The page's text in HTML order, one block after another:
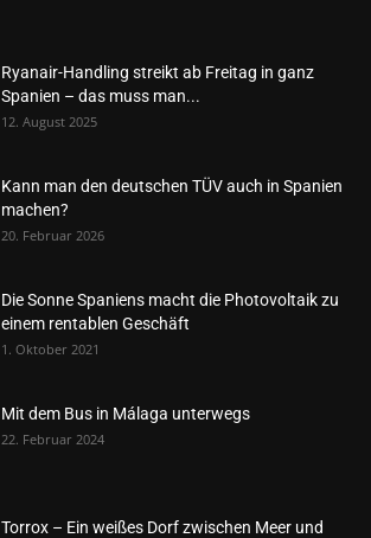
Ryanair-Handling streikt ab Freitag in ganz
Spanien – das muss man...
12. August 2025
Kann man den deutschen TÜV auch in Spanien
machen?
20. Februar 2026
Die Sonne Spaniens macht die Photovoltaik zu
einem rentablen Geschäft
1. Oktober 2021
Mit dem Bus in Málaga unterwegs
22. Februar 2024
Torrox – Ein weißes Dorf zwischen Meer und